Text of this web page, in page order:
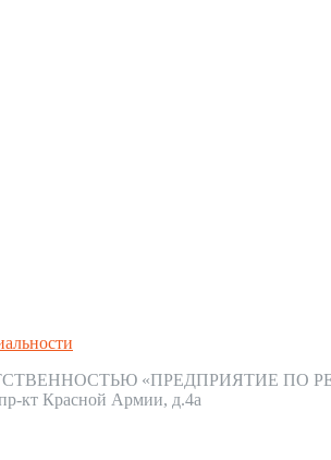
«ПРЕДПРИЯТИЕ ПО
кт Красной Армии, д.4а